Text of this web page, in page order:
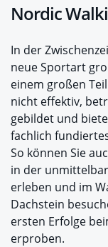
Nordic
In der
neue Sportart
einem großen
nicht effektiv,
gebildet und
fachlich
So können Sie
in der
erleben und im
Dachstein
ersten Erfolge
erproben.